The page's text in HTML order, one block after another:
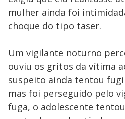
mulher ainda foi
choque do tipo taser.
Um vigilante noturno
ouviu os gritos da vítima
suspeito ainda tentou
mas foi perseguido pelo
fuga, o adolescente